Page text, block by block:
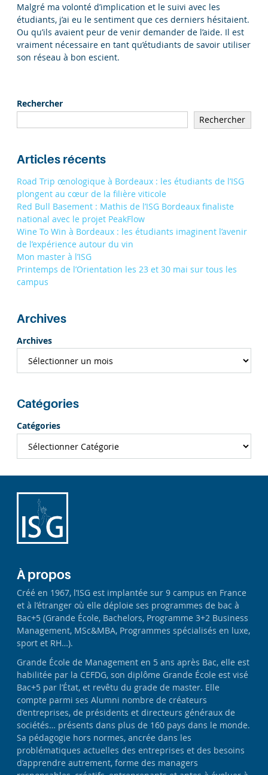
Malgré ma volonté d’implication et le suivi avec les
étudiants, j’ai eu le sentiment que ces derniers hésitaient.
Ou qu’ils avaient peur de venir demander de l’aide. Il est
vraiment nécessaire en tant qu’étudiants de savoir utiliser
son réseau à bon escient.
Rechercher
Rechercher
Articles récents
Road Trip œnologique à Bordeaux : les étudiants de l’ISG
plongent au cœur de la filière viticole
Red Bull Basement : Mathis de l’ISG Bordeaux finaliste
national avec le projet PeakFlow
Wine To Win à Bordeaux : les étudiants imaginent l’avenir
de l’expérience autour du vin
Mon master à l’ISG
Printemps de l’Orientation les 23 et 30 mai sur tous les
campus
Archives
Archives
Catégories
Catégories
À propos
Créé en 1967, l’ISG est implantée sur 9 campus en France
et à l’étranger où elle déploie ses programmes de bac à
Bac+5 (Grande École, Bachelors, Programme 3+2 Business
Management, MSc&MBA, Programmes spécialisés en luxe,
sport et RH…).
Grande École de Management en 5 ans après Bac, elle est
habilitée par la CEFDG, son diplôme Grande École est visé
Bac+5 par l’État, et revêtu du grade de master. Elle
compte parmi ses Alumni nombre de créateurs
d’entreprises, de présidents et directeurs généraux de
sociétés… présents dans plus de 160 pays dans le monde.
Sa pédagogie hors normes, ancrée dans les
problématiques actuelles des entreprises et des besoins
d’apprendre autrement, forme des managers